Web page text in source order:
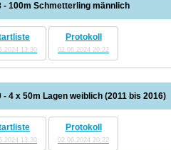
- 100m Schmetterling männlich
13:30
Protokoll
02.06.2024 20:22
- 4 x 50m Lagen weiblich (2011 bis 2016)
13:30
Protokoll
02.06.2024 20:22